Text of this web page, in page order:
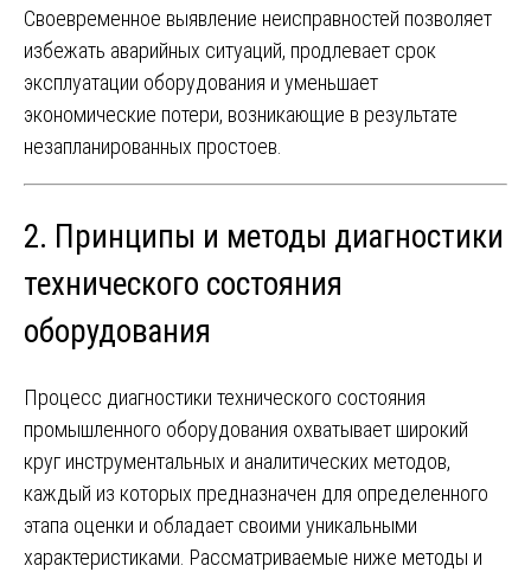
Своевременное выявление неисправностей позволяет
избежать аварийных ситуаций, продлевает срок
эксплуатации оборудования и уменьшает
экономические потери, возникающие в результате
незапланированных простоев.
2. Принципы и методы диагностики
технического состояния
оборудования
Процесс диагностики технического состояния
промышленного оборудования охватывает широкий
круг инструментальных и аналитических методов,
каждый из которых предназначен для определенного
этапа оценки и обладает своими уникальными
характеристиками. Рассматриваемые ниже методы и